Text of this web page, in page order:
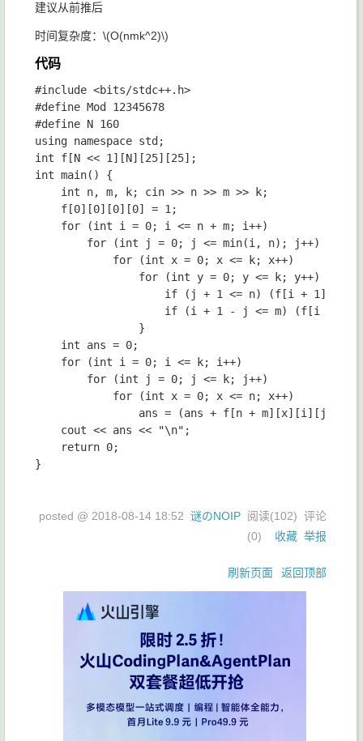
建议从前推后
时间复杂度： \(O(nmk^2)\)
代码
#include <bits/stdc++.h>
#define Mod 12345678
#define N 160
using namespace std;
int f[N << 1][N][25][25];
int main() {
}
posted @ 2018-08-14 18:52 谜のNOIP 阅读(102) 评论
(0) 收藏 举报
刷新页面 返回顶部